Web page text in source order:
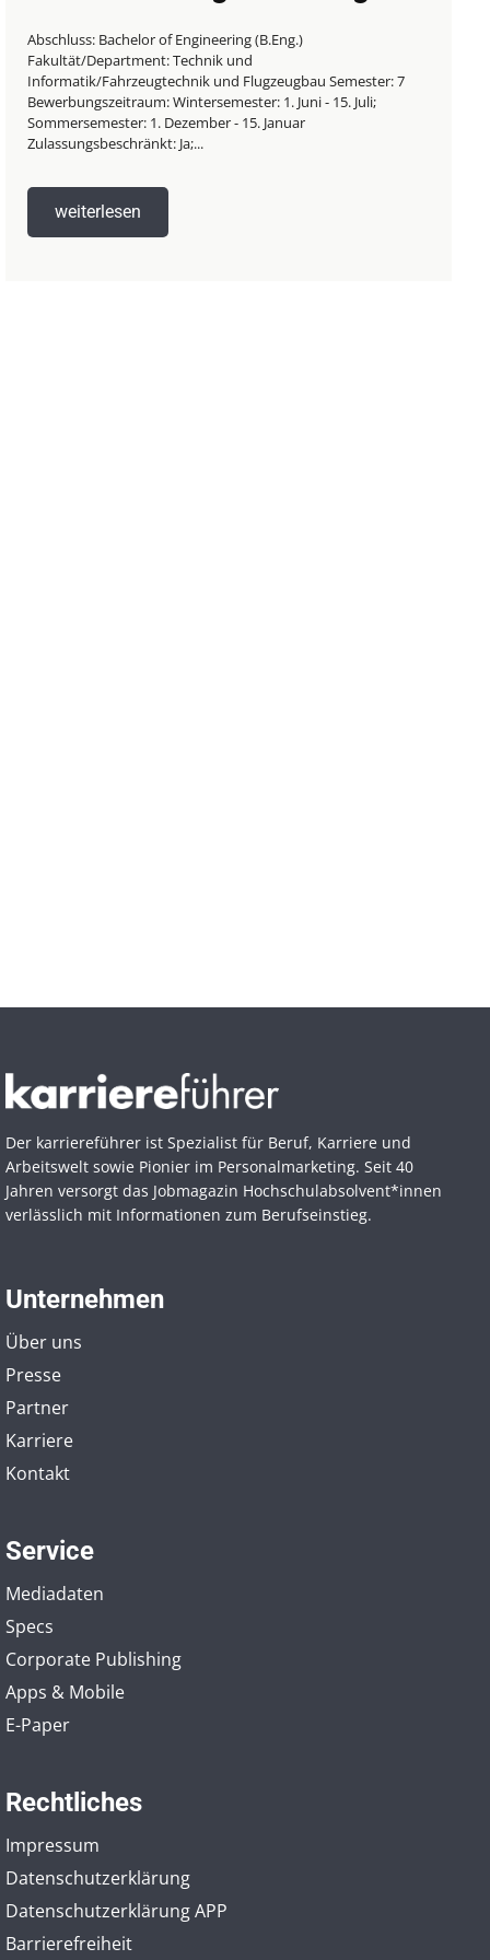
Abschluss: Bachelor of Engineering (B.Eng.)
Fakultät/Department: Technik und
Informatik/Fahrzeugtechnik und Flugzeugbau Semester: 7
Bewerbungszeitraum: Wintersemester: 1. Juni - 15. Juli;
Sommersemester: 1. Dezember - 15. Januar
Zulassungsbeschränkt: Ja;...
weiterlesen
Der karriereführer ist Spezialist für Beruf, Karriere und
Arbeitswelt sowie Pionier im Personal­marketing. Seit 40
Jahren versorgt das Jobmagazin Hochschul­absolvent*innen
verlässlich mit Informationen zum Berufseinstieg.
Unternehmen
Über uns
Presse
Partner
Karriere
Kontakt
Service
Mediadaten
Specs
Corporate Publishing
Apps & Mobile
E-Paper
Rechtliches
Impressum
Datenschutzerklärung
Datenschutzerklärung APP
Barrierefreiheit